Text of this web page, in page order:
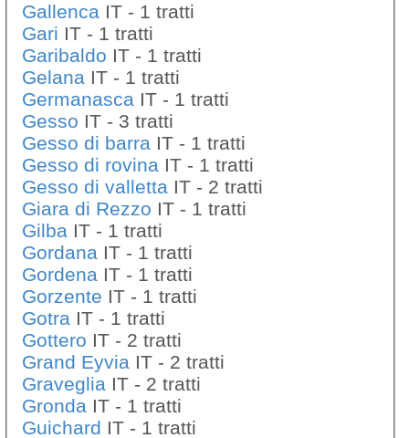
Gallenca IT - 1 tratti
Gari IT - 1 tratti
Garibaldo IT - 1 tratti
Gelana IT - 1 tratti
Germanasca IT - 1 tratti
Gesso IT - 3 tratti
Gesso di barra IT - 1 tratti
Gesso di rovina IT - 1 tratti
Gesso di valletta IT - 2 tratti
Giara di Rezzo IT - 1 tratti
Gilba IT - 1 tratti
Gordana IT - 1 tratti
Gordena IT - 1 tratti
Gorzente IT - 1 tratti
Gotra IT - 1 tratti
Gottero IT - 2 tratti
Grand Eyvia IT - 2 tratti
Graveglia IT - 2 tratti
Gronda IT - 1 tratti
Guichard IT - 1 tratti